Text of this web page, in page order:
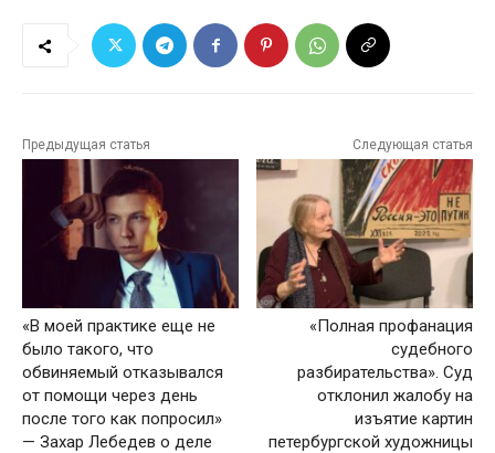
Предыдущая статья
«В моей практике еще не
было такого, что
обвиняемый отказывался
от помощи через день
после того как попросил»
— Захар Лебедев о деле
Следующая статья
«Полная профанация
судебного
разбирательства». Суд
отклонил жалобу на
изъятие картин
петербургской художницы